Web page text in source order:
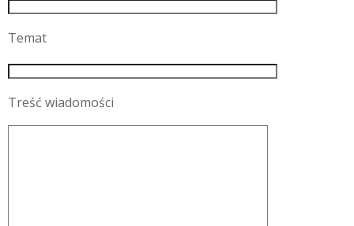
Temat
Treść wiadomości